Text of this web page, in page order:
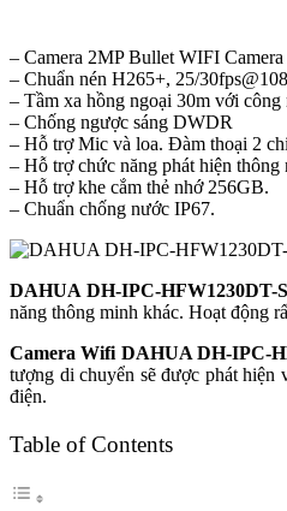
– Camera 2MP Bullet WIFI
– Chuẩn nén H265+, 25/
– Tầm xa hồng ngoại 30m với
– Chống ngược sáng DWDR
– Hỗ trợ Mic và loa. Đàm thoại 2
– Hỗ trợ chức năng phát hiện thông
– Hỗ trợ khe cắm thẻ nhớ 256GB.
– Chuẩn chống nước IP67.
DAHUA DH-IPC-HFW1230DT-
năng thông minh khác. Hoạt động
Camera Wifi DAHUA DH-IPC-
tượng di chuyển sẽ được phát hiện
điện.
Table of Contents